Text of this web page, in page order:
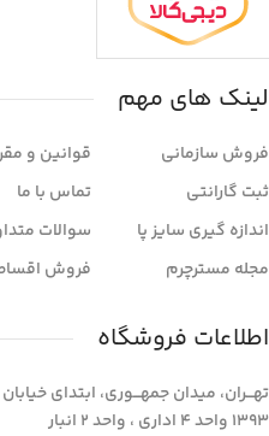
لینک های مهم
فروش سازمانی
ثبت گارانتی
اندازه گیری سایز پا
مجله مسترچرم
قوانین و
تماس با ما
سوالات
فروش
اطلاعات فروشگاه
تهـــران، میدان جمهـــوری، ابتدای
1393 واحد 4 اداری ، واحد 2 انبار